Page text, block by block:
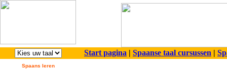
Start pagina | Spaanse taal cursussen |
Spaans leren